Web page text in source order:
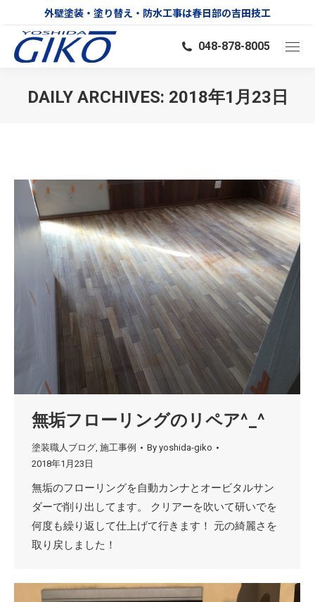
外壁塗装・塗り替え・防水工事は春日部の吉田技工
048-878-8005
DAILY ARCHIVES: 2018年1月23日
無垢フローリングのリペア^_^
塗装職人ブログ, 施工事例 By yoshida-giko
2018年1月23日
無垢のフローリングを自動カンナとオービタルサン
ダーで削り出してます。 クリアーを吹いて研いでを
何度も繰り返して仕上げて行きます！ 元の綺麗さを
取り戻しました！